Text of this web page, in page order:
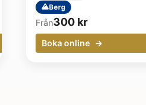
Berg
Från300 kr
Boka online